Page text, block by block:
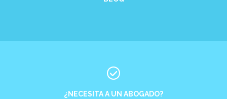
¿NECESITA A UN ABOGADO?